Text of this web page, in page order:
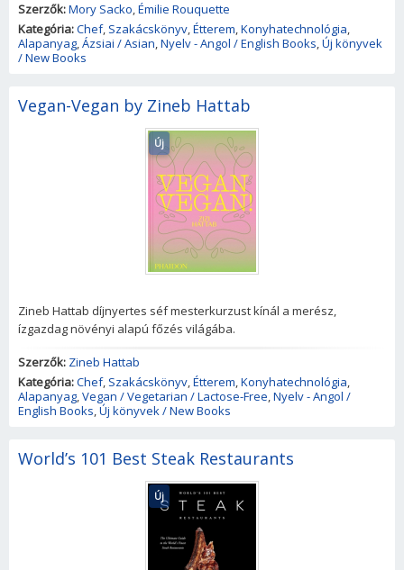
Szerzők:Mory Sacko,Émilie Rouquette
Kategória:Chef, Szakácskönyv,Étterem,Konyhatechnológia,
Alapanyag,Ázsiai / Asian,Nyelv - Angol / English Books,Új könyvek
/ New Books
Vegan-Vegan by Zineb Hattab
Új
Zineb Hattab díjnyertes séf mesterkurzust kínál a merész,
ízgazdag növényi alapú főzés világába.
Szerzők: Zineb Hattab
Kategória:Chef, Szakácskönyv,Étterem,Konyhatechnológia,
Alapanyag,Vegan / Vegetarian / Lactose-Free,Nyelv - Angol /
English Books,Új könyvek / New Books
World’s 101 Best Steak Restaurants
Új